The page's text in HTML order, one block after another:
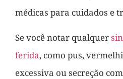
médicas para cuidados e
Se você notar qualquer
ferida, como pus,
excessiva ou secreção